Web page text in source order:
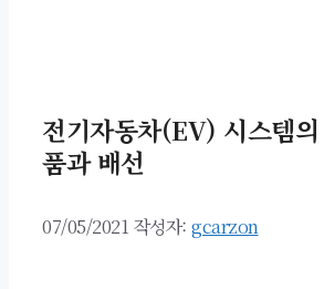
전기자동차(EV) 시스템
품과 배선
07/05/2021 작성자: gcarzon